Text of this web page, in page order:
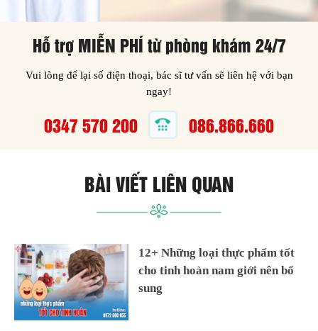
Hỗ trợ MIỄN PHÍ từ phòng khám 24/7
Vui lòng để lại số điện thoại, bác sĩ tư vấn sẽ liên hệ với bạn
ngay!
0347 570 200 086.866.660
BÀI VIẾT LIÊN QUAN
12+ Những loại thực phẩm tốt
cho tinh hoàn nam giới nên bổ
sung